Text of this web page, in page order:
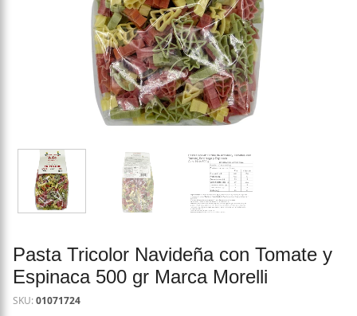
Pasta Tricolor Navideña con Tomate y
Espinaca 500 gr Marca Morelli
SKU:01071724